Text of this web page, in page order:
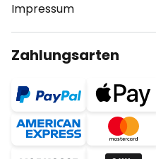
Impressum
Zahlungsarten